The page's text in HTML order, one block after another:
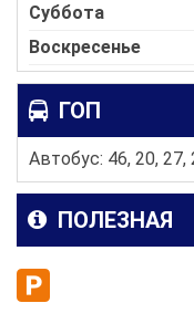
Суббота
Воскресенье
ГОП
Автобус: 46, 20, 27,
ПОЛЕЗНАЯ